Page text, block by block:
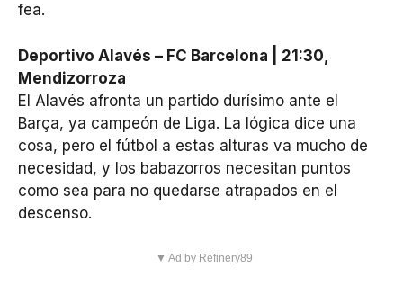
fea.
Deportivo Alavés – FC Barcelona | 21:30,
Mendizorroza
El Alavés afronta un partido durísimo ante el
Barça, ya campeón de Liga. La lógica dice una
cosa, pero el fútbol a estas alturas va mucho de
necesidad, y los babazorros necesitan puntos
como sea para no quedarse atrapados en el
descenso.
▼ Ad by Refinery89